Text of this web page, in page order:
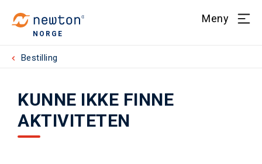
NORGE
Meny
Bestilling
KUNNE IKKE FINNE
AKTIVITETEN